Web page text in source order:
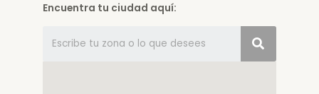
Encuentra tu ciudad aquí: